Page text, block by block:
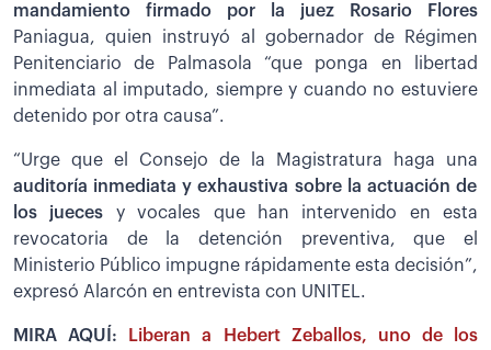
mandamiento firmado por la juez Rosario Flores
Paniagua, quien instruyó al gobernador de Régimen
Penitenciario de Palmasola “que ponga en libertad
inmediata al imputado, siempre y cuando no estuviere
detenido por otra causa”.
“Urge que el Consejo de la Magistratura haga una
auditoría inmediata y exhaustiva sobre la actuación de
los jueces y vocales que han intervenido en esta
revocatoria de la detención preventiva, que el
Ministerio Público impugne rápidamente esta decisión”,
expresó Alarcón en entrevista con UNITEL.
MIRA AQUÍ:
Liberan a Hebert Zeballos, uno de los